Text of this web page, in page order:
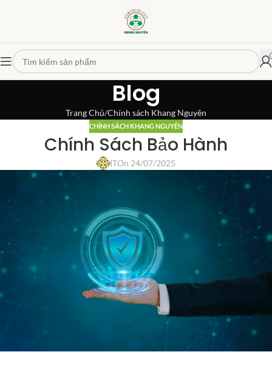
Blog
Trang Chủ Chính sách Khang Nguyên
CHÍNH SÁCH KHANG NGUYÊN
Chính Sách Bảo Hành
ITOn 24/07/2025